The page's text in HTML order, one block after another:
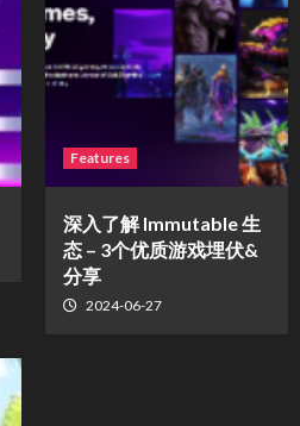
Features
深入了解 Immutable 生
态 – 3个优质游戏埋伏&
分享
2024-06-27